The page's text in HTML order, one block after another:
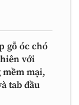
gỗ óc chó
với
mềm mại,
tab đầu